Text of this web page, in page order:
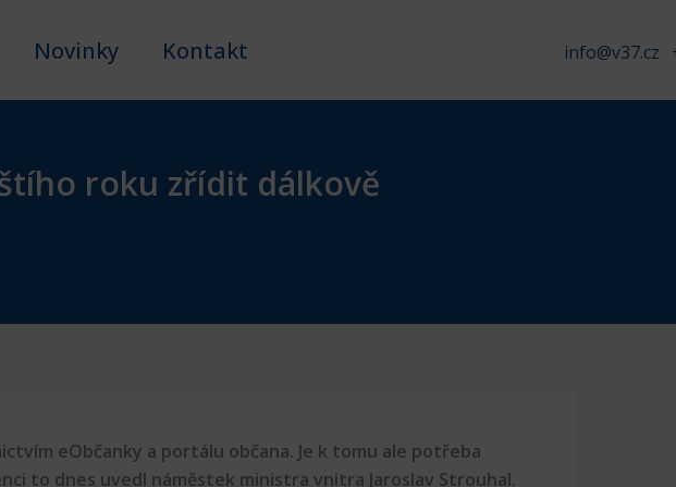
Novinky Kontakt info@v37.cz
roku zřídit dálkově
eObčanky a portálu občana. Je k tomu ale potřeba
to dnes uvedl náměstek ministra vnitra Jaroslav Strouhal.